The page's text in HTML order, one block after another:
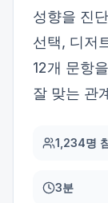
성향을 진
선택, 디저
12개 문항
잘 맞는 관
1,234명
3분